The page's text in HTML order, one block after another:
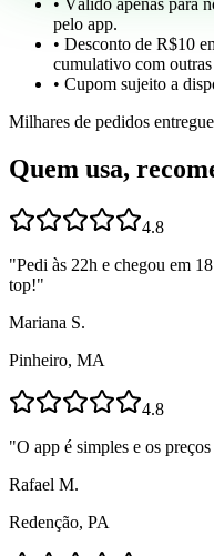
pelo app.
• Desconto de R$10
cumulativo com
• Cupom sujeito a
Milhares de pedidos
Quem usa,
4.8
"Pedi às 22h e chegou em
top!"
Mariana S.
Pinheiro, MA
4.8
"O app é simples e os
Rafael M.
Redenção, PA